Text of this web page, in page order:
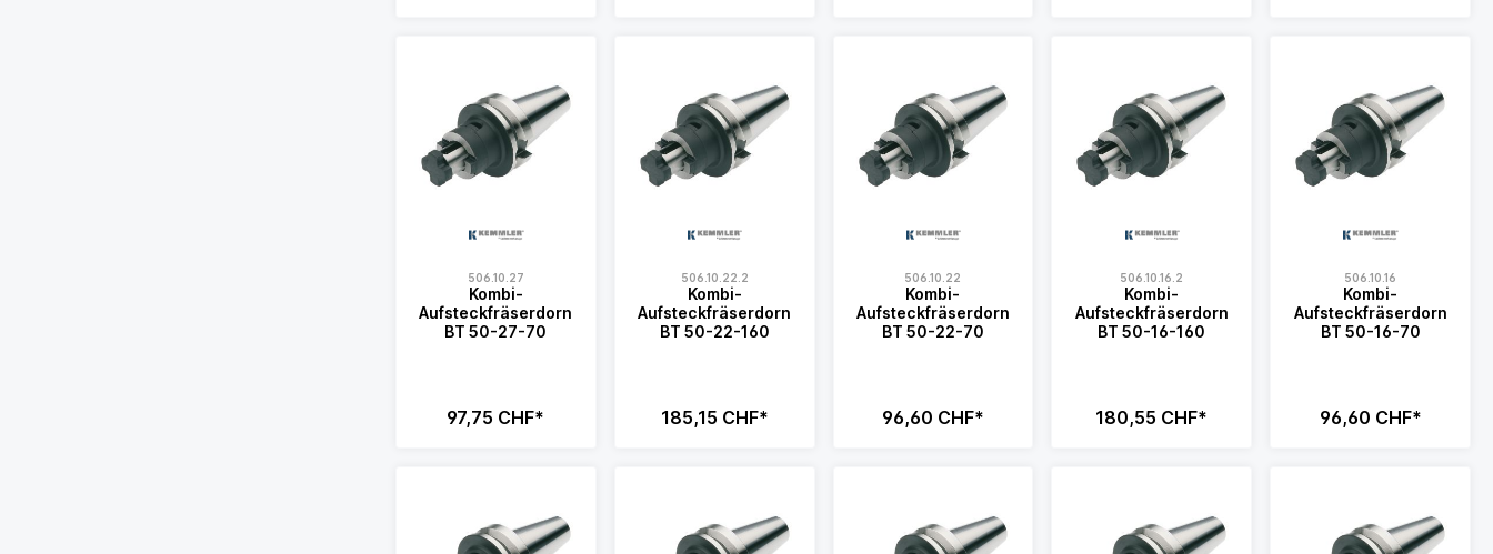
506.10.27
Kombi-
Aufsteckfräserdorn
BT 50-27-70
97,75 CHF*
506.10.22.2
Kombi-
Aufsteckfräserdorn
BT 50-22-160
185,15 CHF*
506.10.22
Kombi-
Aufsteckfräserdorn
BT 50-22-70
96,60 CHF*
506.10.16.2
Kombi-
Aufsteckfräserdorn
BT 50-16-160
180,55 CHF*
506.10.16
Kombi-
Aufsteckfräserdorn
BT 50-16-70
96,60 CHF*